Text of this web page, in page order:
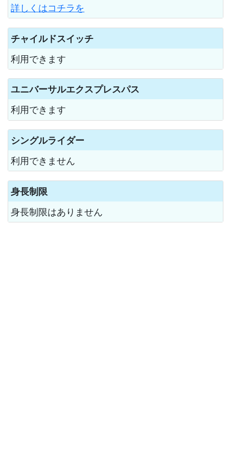
詳しくはコチラを
チャイルドスイッチ
利用できます
ユニバーサルエクスプレスパス
利用できます
シングルライダー
利用できません
身長制限
身長制限はありません